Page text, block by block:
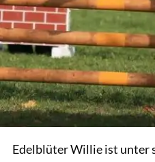
Edelblüter Willie ist unter